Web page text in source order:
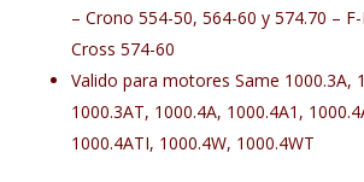
– Crono 554-50, 564-60 y 574.70 –
Cross 574-60
Valido para motores Same 1000.3A,
1000.3AT, 1000.4A, 1000.4A1,
1000.4ATI, 1000.4W, 1000.4WT